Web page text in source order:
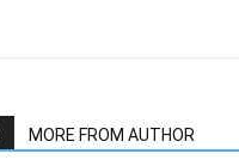
MORE FROM AUTHOR